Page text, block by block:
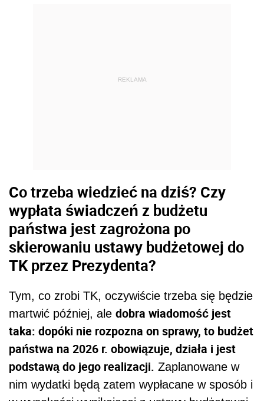
REKLAMA
Co trzeba wiedzieć na dziś? Czy
wypłata świadczeń z budżetu
państwa jest zagrożona po
skierowaniu ustawy budżetowej do
TK przez Prezydenta?
Tym, co zrobi TK, oczywiście trzeba się będzie
martwić później, ale dobra wiadomość jest
taka: dopóki nie rozpozna on sprawy, to budżet
państwa na 2026 r. obowiązuje, działa i jest
podstawą do jego realizacji. Zaplanowane w
nim wydatki będą zatem wypłacane w sposób i